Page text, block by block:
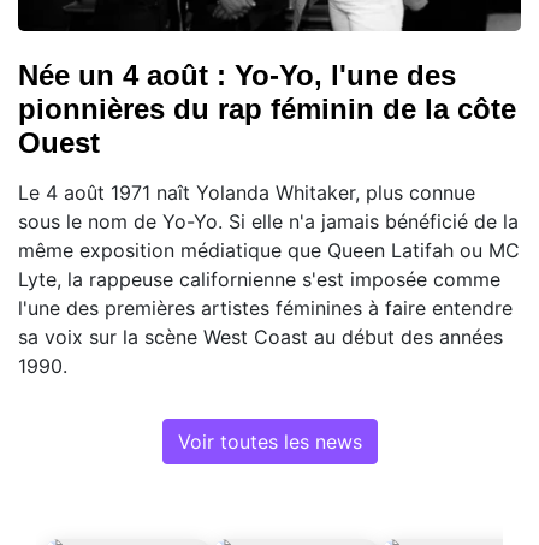
Née un 4 août : Yo-Yo, l'une des
pionnières du rap féminin de la côte
Ouest
Le 4 août 1971 naît Yolanda Whitaker, plus connue
sous le nom de Yo-Yo. Si elle n'a jamais bénéficié de la
même exposition médiatique que Queen Latifah ou MC
Lyte, la rappeuse californienne s'est imposée comme
l'une des premières artistes féminines à faire entendre
sa voix sur la scène West Coast au début des années
1990.
Voir toutes les news